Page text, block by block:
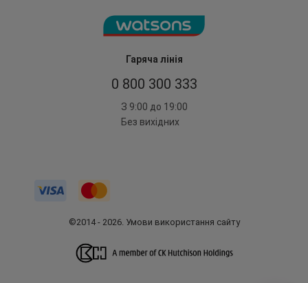
Гаряча лінія
0 800 300 333
З 9:00 до 19:00
Без вихідних
©2014 - 2026. Умови використання сайту